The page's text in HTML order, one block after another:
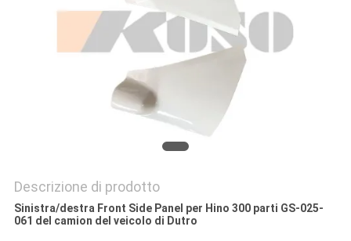
Descrizione di prodotto
Sinistra/destra Front Side Panel per Hino 300 parti GS-025-
061 del camion del veicolo di Dutro